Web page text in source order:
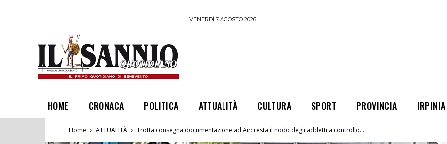
VENERDÌ 7 AGOSTO 2026
HOME CRONACA POLITICA ATTUALITÀ CULTURA SPORT PROVINCIA IRPINIA
Home ATTUALITÀ Trotta consegna documentazione ad Air: resta il nodo degli addetti a controllo...